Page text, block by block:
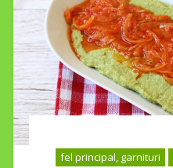
fel principal, garnituri